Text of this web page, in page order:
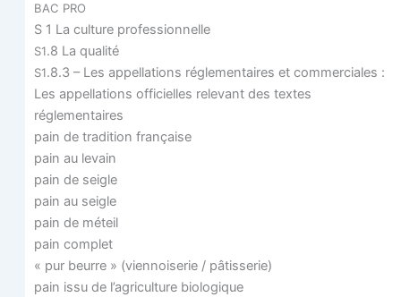
BAC PRO
S 1 La culture professionnelle
S1.8 La qualité
S1.8.3 – Les appel­la­tions régle­men­taires et commerciales :
Les appel­la­tions offi­cielles rele­vant des textes
réglementaires
pain de tra­di­tion française
pain au levain
pain de seigle
pain au seigle
pain de méteil
pain complet
« pur beurre » (vien­noi­se­rie / pâtisserie)
pain issu de l’agriculture biologique